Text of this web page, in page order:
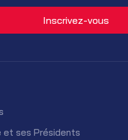
et ses Présidents